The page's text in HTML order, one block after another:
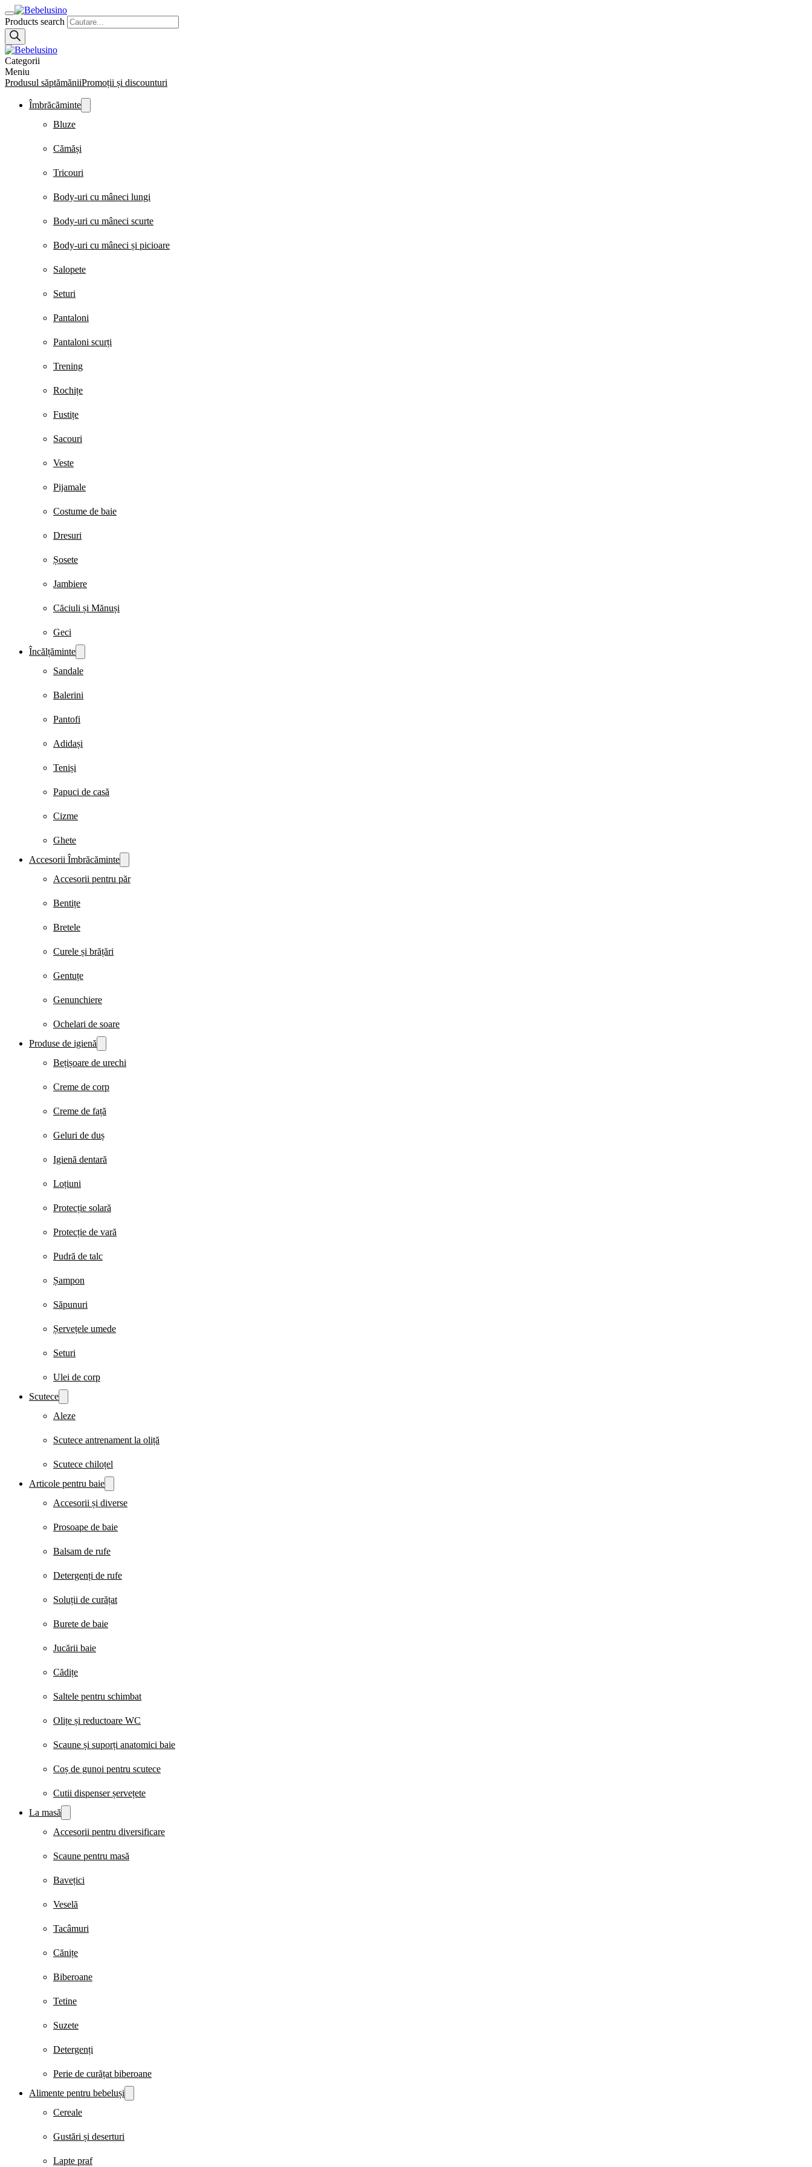
Products search
Categorii
Meniu
Produsul săptămăniiPromoții și discounturi
Îmbrăcăminte
Bluze
Cămăși
Tricouri
Body-uri cu mâneci lungi
Body-uri cu mâneci scurte
Body-uri cu mâneci și picioare
Salopete
Seturi
Pantaloni
Pantaloni scurți
Trening
Rochițe
Fustițe
Sacouri
Veste
Pijamale
Costume de baie
Dresuri
Șosete
Jambiere
Căciuli și Mănuși
Geci
Încălțăminte
Sandale
Balerini
Pantofi
Adidași
Teniși
Papuci de casă
Cizme
Ghete
Accesorii Îmbrăcăminte
Accesorii pentru păr
Bentițe
Bretele
Curele și brățări
Gentuțe
Genunchiere
Ochelari de soare
Produse de igienă
Bețișoare de urechi
Creme de corp
Creme de față
Geluri de duș
Igienă dentară
Loțiuni
Protecție solară
Protecție de vară
Pudră de talc
Șampon
Săpunuri
Șervețele umede
Seturi
Ulei de corp
Scutece
Aleze
Scutece antrenament la oliță
Scutece chiloțel
Articole pentru baie
Accesorii și diverse
Prosoape de baie
Balsam de rufe
Detergenți de rufe
Soluții de curățat
Burete de baie
Jucării baie
Cădițe
Saltele pentru schimbat
Olițe și reductoare WC
Scaune și suporți anatomici baie
Coș de gunoi pentru scutece
Cutii dispenser șervețete
La masă
Accesorii pentru diversificare
Scaune pentru masă
Bavețici
Veselă
Tacâmuri
Cănițe
Biberoane
Tetine
Suzete
Detergenți
Perie de curățat biberoane
Alimente pentru bebeluși
Cereale
Gustări și deserturi
Lapte praf